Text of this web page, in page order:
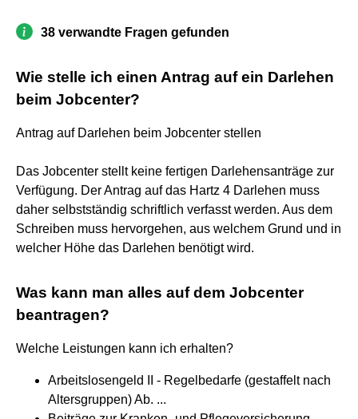
38 verwandte Fragen gefunden
Wie stelle ich einen Antrag auf ein Darlehen
beim Jobcenter?
Antrag auf Darlehen beim Jobcenter stellen
Das Jobcenter stellt keine fertigen Darlehensanträge zur
Verfügung. Der Antrag auf das Hartz 4 Darlehen muss
daher selbstständig schriftlich verfasst werden. Aus dem
Schreiben muss hervorgehen, aus welchem Grund und in
welcher Höhe das Darlehen benötigt wird.
Was kann man alles auf dem Jobcenter
beantragen?
Welche Leistungen kann ich erhalten?
Arbeitslosengeld II - Regelbedarfe (gestaffelt nach
Altersgruppen) Ab. ...